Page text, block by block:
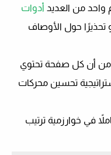
واحد من العديد أدوات
تحذيرًا حول الأوصاف
من أن كل صفحة تحتوي
تحسين محركات
في خوارزمية ترتيب